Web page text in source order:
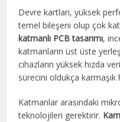
Devre kartları, yüksek
temel bileşeni olup çok
katmanlı PCB tasarımı,
katmanların üst üste
cihazların yüksek hızda
sürecini oldukça karmaşık
Katmanlar arasındaki
teknolojileri gerektirir.